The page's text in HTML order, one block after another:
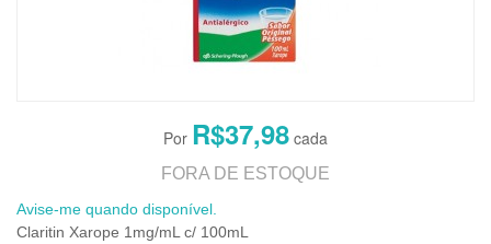
R$37,98
FORA DE ESTOQUE
Avise-me quando disponível.
Claritin Xarope 1mg/mL c/ 100mL